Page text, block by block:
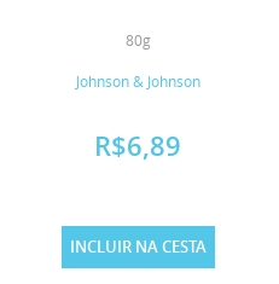
80g
Johnson & Johnson
R$6,89
INCLUIR NA CESTA